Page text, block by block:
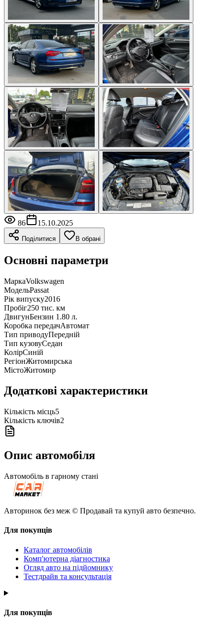
86 15.10.2025
Поділитися В обрані
Основні параметри
МаркаVolkswagen
МодельPassat
Рік випуску2016
Пробіг250 тис. км
ДвигунБензин 1.80 л.
Коробка передачАвтомат
Тип приводуПередній
Тип кузовуСедан
КолірСиній
РегіонЖитомирська
МістоЖитомир
Додаткові характеристики
Кількість місць5
Кількість ключів2
Опис автомобіля
Автомобіль в гарному стані
Авторинок без меж © Продавай та купуй авто безпечно.
Для покупців
Каталог автомобілів
Комп'ютерна діагностика
Огляд авто на підйомнику
Тестдрайв та консультація
Для покупців